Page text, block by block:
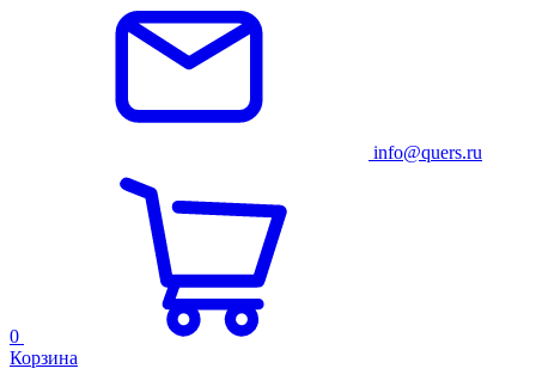
info@quers.ru
0
Корзина